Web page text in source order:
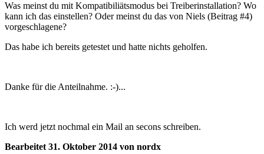
Was meinst du mit Kompatibiliätsmodus bei Treiberinstallation? Wo
kann ich das einstellen? Oder meinst du das von Niels (Beitrag #4)
vorgeschlagene?
Das habe ich bereits getestet und hatte nichts geholfen.
Danke für die Anteilnahme. :-)...
Ich werd jetzt nochmal ein Mail an secons schreiben.
Bearbeitet 31. Oktober 2014 von nordx